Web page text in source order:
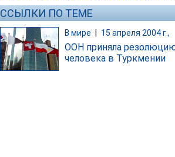
ССЫЛКИ ПО ТЕМЕ
В мире 15 апреля 2004 г.,
ООН приняла
человека в Туркмении